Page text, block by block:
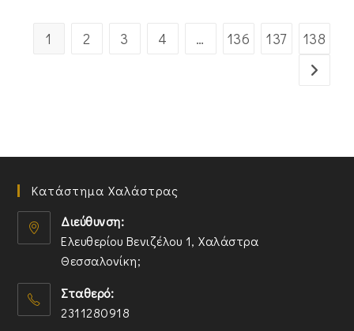
1 2 3 4 … 136 137 138
Κατάστημα Χαλάστρας
Διεύθυνση:
Ελευθερίου Βενιζέλου 1, Χαλάστρα
Θεσσαλονίκη;
p
e
Σταθερό:
2311280918